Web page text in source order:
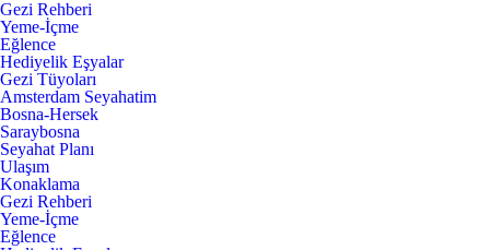
Gezi Rehberi
Yeme-İçme
Eğlence
Hediyelik Eşyalar
Gezi Tüyoları
Amsterdam Seyahatim
Bosna-Hersek
Saraybosna
Seyahat Planı
Ulaşım
Konaklama
Gezi Rehberi
Yeme-İçme
Eğlence